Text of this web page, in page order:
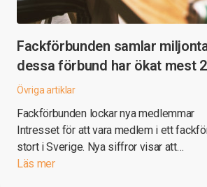
Fackförbunden samlar
dessa förbund har ökat mest
Övriga artiklar
Fackförbunden lockar nya medlemmar
Intresset för att vara medlem i ett
stort i Sverige. Nya siffror visar att…
Läs mer